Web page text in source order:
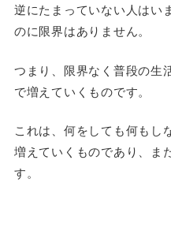
逆にたまっていない人はい
のに限界はありません。
つまり、限界なく普段の生
で増えていくものです。
これは、何をしても何もし
増えていくものであり、ま
す。